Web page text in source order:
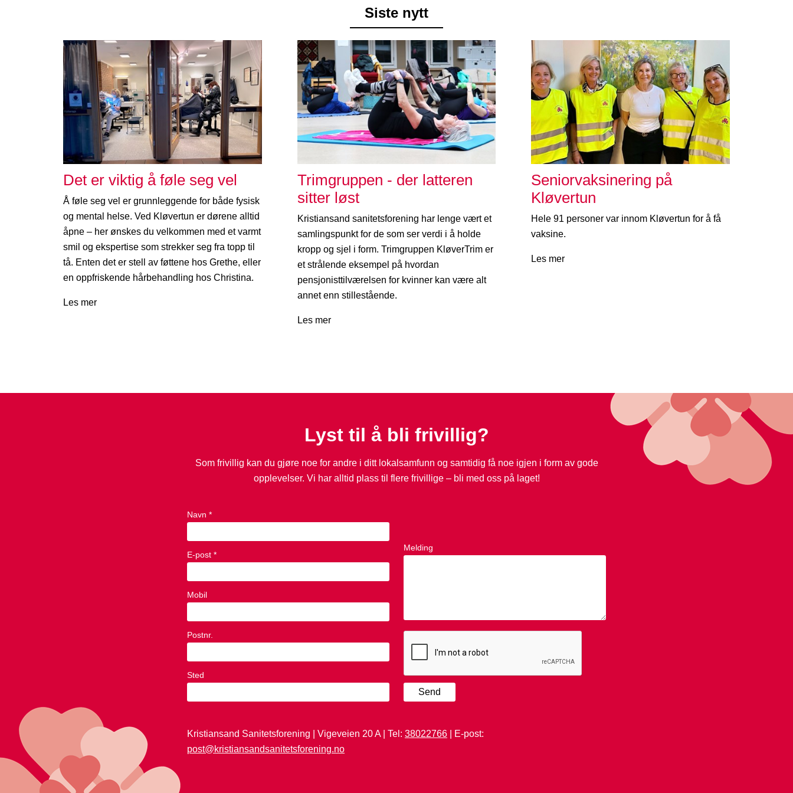
Siste nytt
Det er viktig å føle seg vel
Å føle seg vel er grunnleggende for både fysisk
og mental helse. Ved Kløvertun er dørene alltid
åpne – her ønskes du velkommen med et varmt
smil og ekspertise som strekker seg fra topp til
tå. Enten det er stell av føttene hos Grethe, eller
en oppfriskende hårbehandling hos Christina.
Les mer
Trimgruppen - der latteren
sitter løst
Kristiansand sanitetsforening har lenge vært et
samlingspunkt for de som ser verdi i å holde
kropp og sjel i form. Trimgruppen KløverTrim er
et strålende eksempel på hvordan
pensjonisttilværelsen for kvinner kan være alt
annet enn stillestående.
Les mer
Seniorvaksinering på
Kløvertun
Hele 91 personer var innom Kløvertun for å få
vaksine.
Les mer
Lyst til å bli frivillig?
Som frivillig kan du gjøre noe for andre i ditt lokalsamfunn og samtidig få noe igjen i form av gode
opplevelser. Vi har alltid plass til flere frivillige – bli med oss på laget!
Navn *
E-post *
Mobil
Postnr.
Sted
Melding
Send
Kristiansand Sanitetsforening | Vigeveien 20 A | Tel: 38022766 | E-post:
post@kristiansandsanitetsforening.no